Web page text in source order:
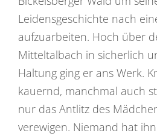
Leidensgeschichte nach
aufzuarbeiten. Hoch über
Mitteltalbach in sicherlich
Haltung ging er ans Werk.
kauernd, manchmal auch
nur das Antlitz des
verewigen. Niemand hat